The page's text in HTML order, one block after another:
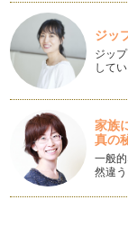
お祝いメニュー
3月になりまし
づいています。
やっぱり強いぞ
風邪が蔓延する
ノロウィルスが
余った節分豆を
「鬼はそと、福
まきの豆はご用
ジッ
ジッ
して
家族
真の
一般
然違